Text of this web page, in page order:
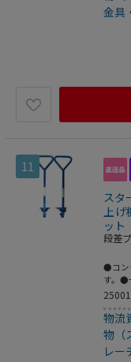
金具
11
スタ
上
ット
段差
●コン
す。●
厚の
け！●
人君
向け
物流
物（
レー